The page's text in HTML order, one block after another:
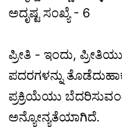
ಅದೃಷ್ಟ ಸಂಖ್ಯೆ - 6
ಪ್ರೀತಿ - ಇಂದು,
ಪದರಗಳನ್ನು
ಪ್ರಕ್ರಿಯೆಯು
ಅನ್ಯೋನ್ಯತೆಯಾಗಿದೆ.